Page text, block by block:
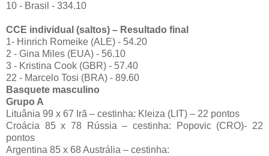
10 - Brasil - 334.10
CCE individual (saltos) – Resultado final
1- Hinrich Romeike (ALE) - 54.20
2 - Gina Miles (EUA) - 56.10
3 - Kristina Cook (GBR) - 57.40
22 - Marcelo Tosi (BRA) - 89.60
Basquete masculino
Grupo A
Lituânia 99 x 67 Irã – cestinha: Kleiza (LIT) – 22 pontos
Croácia 85 x 78 Rússia – cestinha: Popovic (CRO)- 22
pontos
Argentina 85 x 68 Austrália – cestinha: